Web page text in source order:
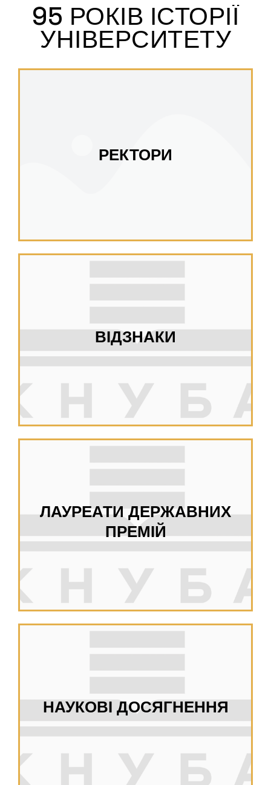
95 РОКІВ ІСТОРІЇ
УНІВЕРСИТЕТУ
РЕКТОРИ
ВІДЗНАКИ
ЛАУРЕАТИ ДЕРЖАВНИХ
ПРЕМІЙ
НАУКОВІ ДОСЯГНЕННЯ